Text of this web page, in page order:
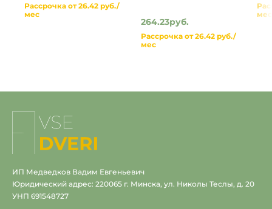
Рассрочка от 26.42 руб./
мес
264.23руб.
Рассрочка от 26.42 руб./
мес
мес
ИП Медведков Вадим Евгеньевич
Юридический адрес: 220065 г. Минска, ул. Николы Теслы, д. 20
УНП 691548727